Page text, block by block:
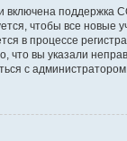
поддержка
чтобы все новые
в процессе
что вы указали
с